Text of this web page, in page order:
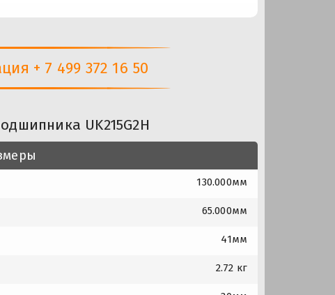
+ 7 499 372 16 50
UK215G2H
130.000мм
65.000мм
41мм
2.72 кг